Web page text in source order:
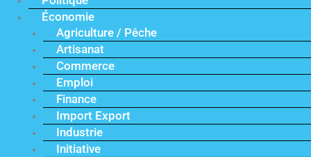
Économie
Agriculture / Pêche
Artisanat
Commerce
Emploi
Finance
Import Export
Industrie
Initiative